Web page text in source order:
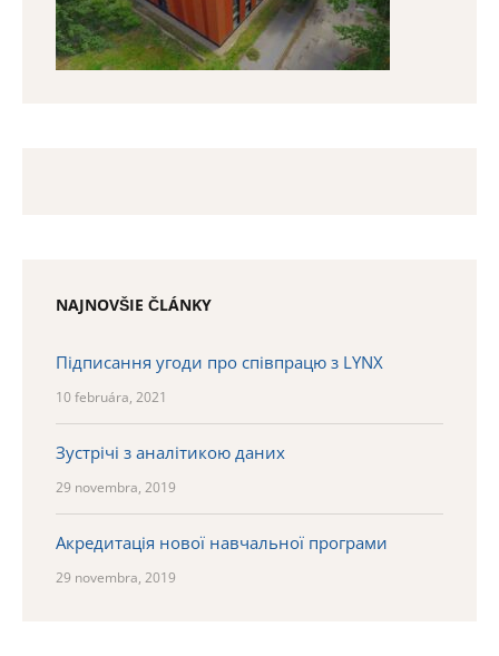
NAJNOVŠIE ČLÁNKY
Підписання угоди про співпрацю з LYNX
10 februára, 2021
Зустрічі з аналітикою даних
29 novembra, 2019
Акредитація нової навчальної програми
29 novembra, 2019